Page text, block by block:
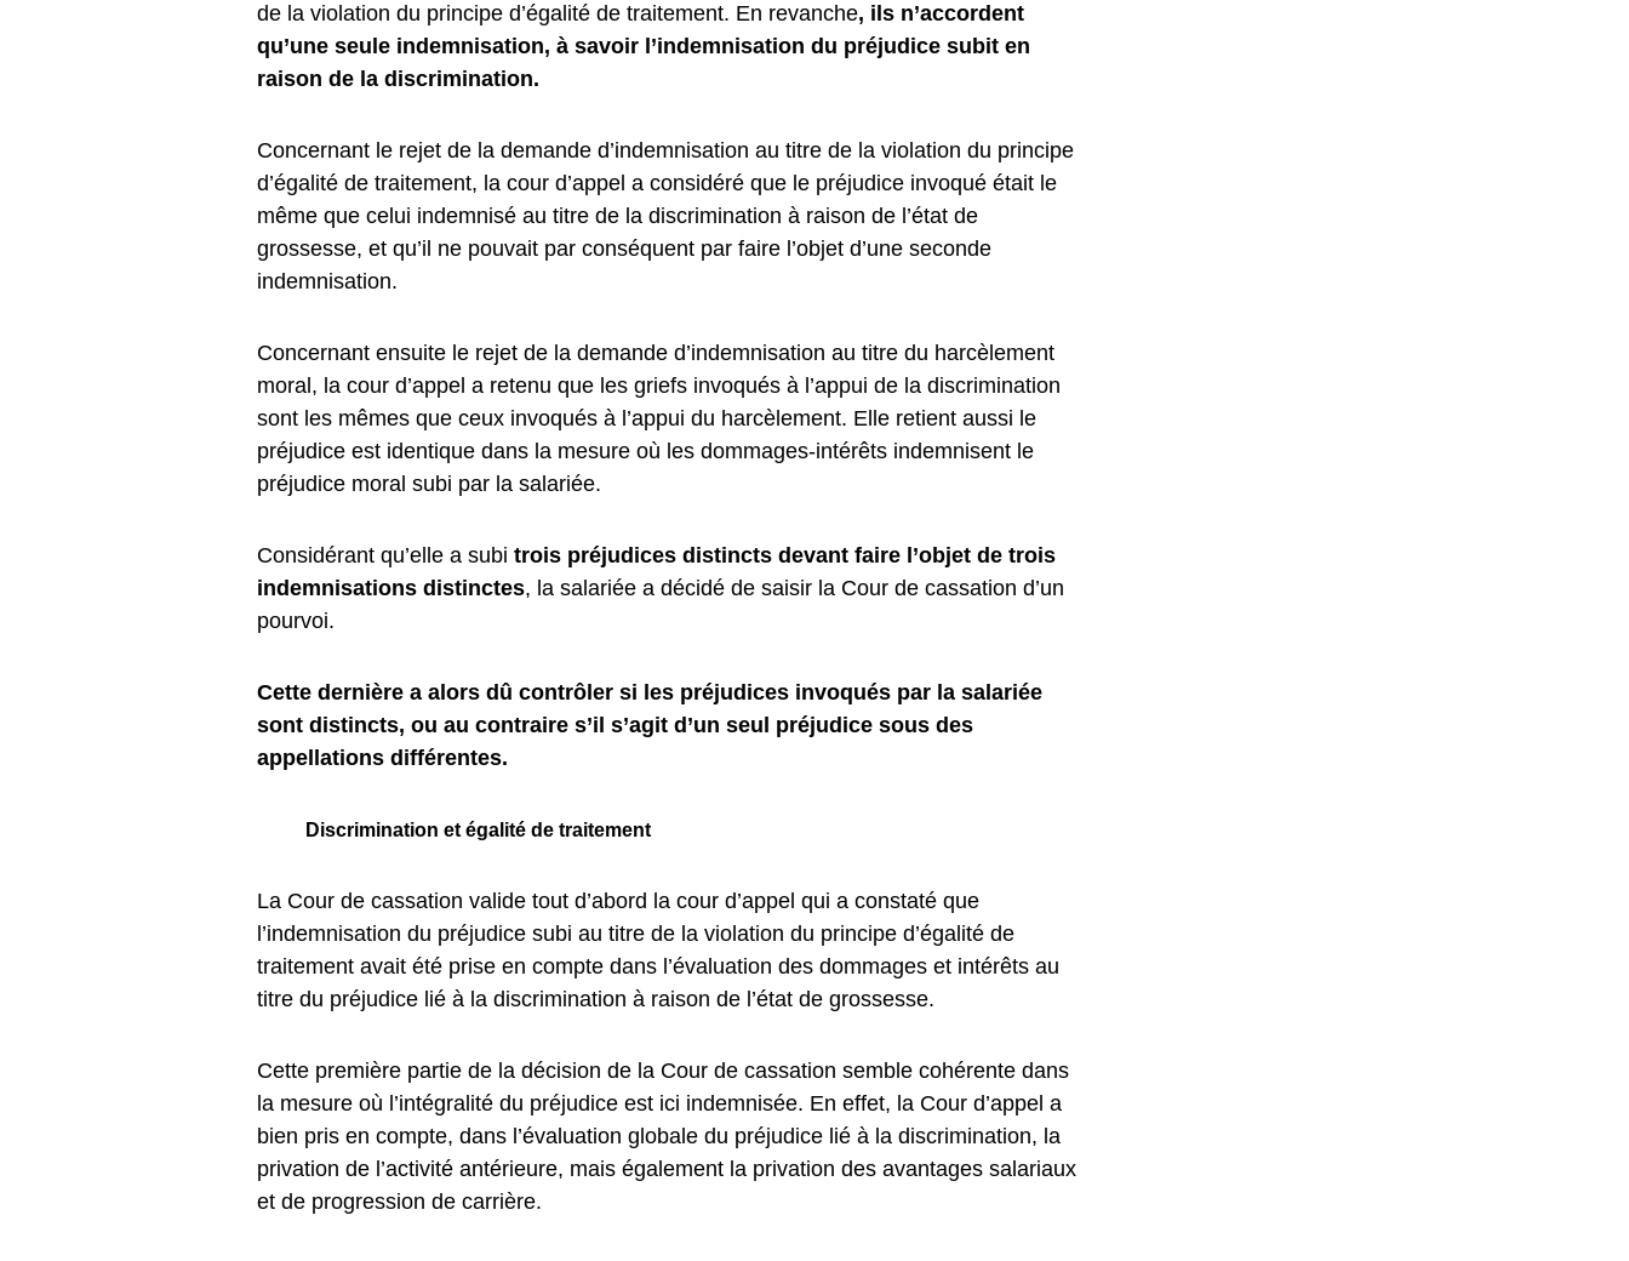
de la violation du principe d’égalité de traitement. En revanche, ils n’accordent
qu’une seule indemnisation, à savoir l’indemnisation du préjudice subit en
raison de la discrimination.
Concernant le rejet de la demande d’indemnisation au titre de la violation du principe
d’égalité de traitement, la cour d’appel a considéré que le préjudice invoqué était le
même que celui indemnisé au titre de la discrimination à raison de l’état de
grossesse, et qu’il ne pouvait par conséquent par faire l’objet d’une seconde
indemnisation.
Concernant ensuite le rejet de la demande d’indemnisation au titre du harcèlement
moral, la cour d’appel a retenu que les griefs invoqués à l’appui de la discrimination
sont les mêmes que ceux invoqués à l’appui du harcèlement. Elle retient aussi le
préjudice est identique dans la mesure où les dommages-intérêts indemnisent le
préjudice moral subi par la salariée.
Considérant qu’elle a subi trois préjudices distincts devant faire l’objet de trois
indemnisations distinctes, la salariée a décidé de saisir la Cour de cassation d’un
pourvoi.
Cette dernière a alors dû contrôler si les préjudices invoqués par la salariée
sont distincts, ou au contraire s’il s’agit d’un seul préjudice sous des
appellations différentes.
Discrimination et égalité de traitement
La Cour de cassation valide tout d’abord la cour d’appel qui a constaté que
l’indemnisation du préjudice subi au titre de la violation du principe d’égalité de
traitement avait été prise en compte dans l’évaluation des dommages et intérêts au
titre du préjudice lié à la discrimination à raison de l’état de grossesse.
Cette première partie de la décision de la Cour de cassation semble cohérente dans
la mesure où l’intégralité du préjudice est ici indemnisée. En effet, la Cour d’appel a
bien pris en compte, dans l’évaluation globale du préjudice lié à la discrimination, la
privation de l’activité antérieure, mais également la privation des avantages salariaux
et de progression de carrière.